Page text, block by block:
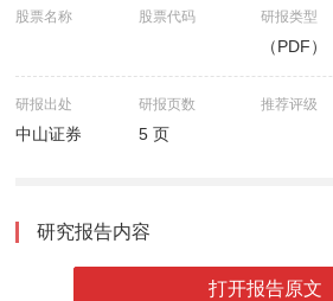
股票名称 股票代码 研报类型
（PDF）
研报出处
中山证券
研报页数
5 页
推荐评级
研究报告内容
打开报告原文